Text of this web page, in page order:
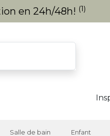
en 24h/48h! (1)
Salle de bain Enfant